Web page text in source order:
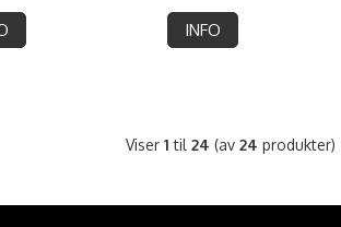
INFO
Viser 1 til 24 (av 24 produkter)